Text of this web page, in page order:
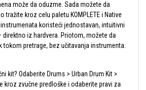
može da oduzme. Sada možete da
tražite kroz celu paletu KOMPLETE i Native
instrumenata koristeći jednostavan, intuitivni
iz hardvera. Priotom, možete da
tokom pretrage, bez učitavanja instrumenta.
kit? Odaberite Drums > Urban Drum Kit >
kroz zvučne predloške i odaberite pravi za